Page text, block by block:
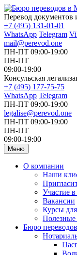
Перевод документов
+7 (495) 131-01-01
WhatsApp Telegram
mail@perevod.one
ПН-ПТ 09:00-19:00
ПН-ПТ
09:00-19:00
Консульская
+7 (495) 177-75-75
WhatsApp Telegram
ПН-ПТ 09:00-19:00
legalise@perevod.one
ПН-ПТ 09:00-19:00
ПН-ПТ
09:00-19:00
Меню
О компании
Наши
Участие
Вакансии
Курсы
Полезные
Бюро переводов